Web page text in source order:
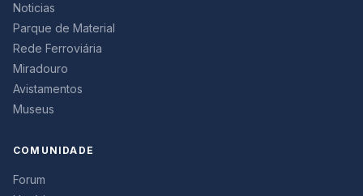
Noticias
Parque de Material
Rede Ferroviária
Miradouro
Avistamentos
Museus
COMUNIDADE
Forum